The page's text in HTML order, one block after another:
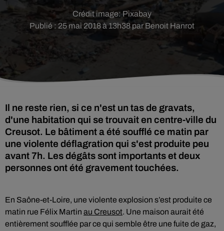
Publié : 25 mai 2018 à 13h38 par Benoit Hanrot
Crédit image:Pixabay
Il ne reste rien, si ce n'est un tas de gravats,
d'une habitation qui se trouvait en centre-ville du
Creusot. Le bâtiment a été soufflé ce matin par
une violente déflagration qui s'est produite peu
avant 7h. Les dégâts sont importants et deux
personnes ont été gravement touchées.
En Saône-et-Loire, une violente explosion s’est produite ce
matin rue Félix Martin au Creusot. Une maison aurait été
entièrement soufflée par ce qui semble être une fuite de gaz,